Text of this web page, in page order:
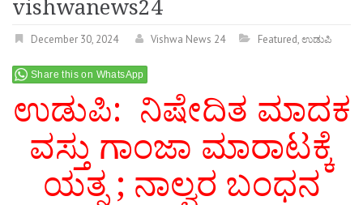
vishwanews24
December 30, 2024 Vishwa News 24 Featured,ಉಡುಪಿ
Share this on WhatsApp
ಉಡುಪಿ: ನಿಷೇದಿತ ಮಾದಕ
ವಸ್ತು ಗಾಂಜಾ ಮಾರಾಟಕ್ಕೆ
ಯತ್ನ ; ನಾಲ್ವರ ಬಂಧನ